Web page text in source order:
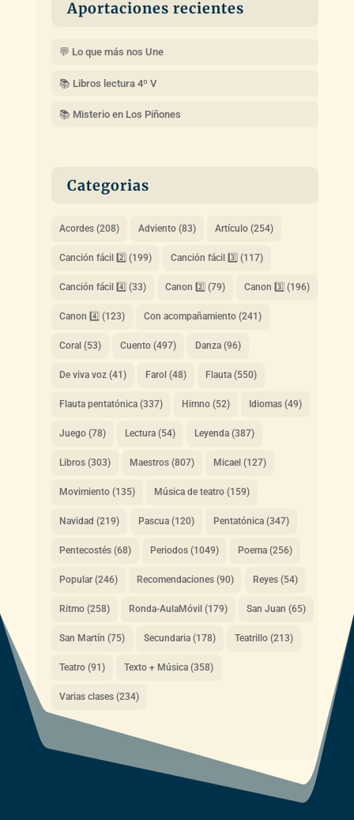
Aportaciones recientes
💬 Lo que más nos Une
📚 Libros lectura 4º V
📚 Misterio en Los Piñones
Categorias
Acordes(208) Adviento(83) Artículo(254)
Canción fácil 2️⃣ (199) Canción fácil 3️⃣ (117)
Canción fácil 4️⃣ (33) Canon 2️⃣ (79) Canon 3️⃣ (196)
Canon 4️⃣ (123) Con acompañamiento(241)
Coral (53) Cuento(497) Danza(96)
De viva voz(41) Farol (48) Flauta(550)
Flauta pentatónica(337) Himno(52) Idiomas(49)
Juego(78) Lectura(54) Leyenda(387)
Libros(303) Maestros(807) Micael (127)
Movimiento(135) Música de teatro(159)
Navidad (219) Pascua(120) Pentatónica(347)
Pentecostés(68) Periodos(1049) Poema(256)
Popular(246) Recomendaciones(90) Reyes(54)
Ritmo(258) Ronda-AulaMóvil (179) San Juan (65)
San Martín (75) Secundaria(178) Teatrillo(213)
Teatro(91) Texto + Música(358)
Varias clases(234)